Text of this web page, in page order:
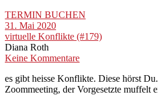
TERMIN BUCHEN
31. Mai 2020
virtuelle Konflikte (#179)
Diana Roth
Keine Kommentare
es gibt heisse Konflikte. Diese hörst
Zoommeeting, der Vorgesetzte